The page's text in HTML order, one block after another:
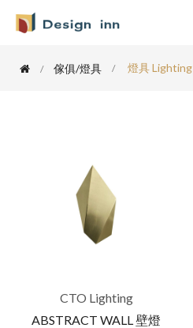
傢俱/燈具 燈具 Lighting
CTO Lighting
ABSTRACT WALL 壁燈